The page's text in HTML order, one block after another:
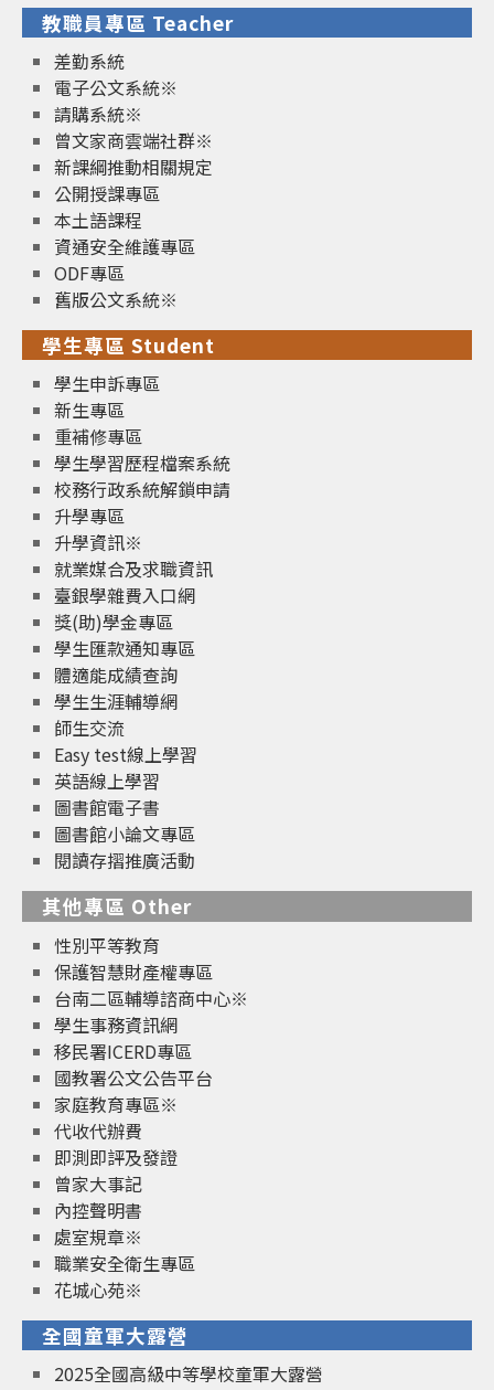
教職員專區 Teacher
差勤系統
電子公文系統※
請購系統※
曾文家商雲端社群※
新課綱推動相關規定
公開授課專區
本土語課程
資通安全維護專區
ODF專區
舊版公文系統※
學生專區 Student
學生申訴專區
新生專區
重補修專區
學生學習歷程檔案系統
校務行政系統解鎖申請
升學專區
升學資訊※
就業媒合及求職資訊
臺銀學雜費入口網
獎(助)學金專區
學生匯款通知專區
體適能成績查詢
學生生涯輔導網
師生交流
Easy test線上學習
英語線上學習
圖書館電子書
圖書館小論文專區
閱讀存摺推廣活動
其他專區 Other
性別平等教育
保護智慧財產權專區
台南二區輔導諮商中心※
學生事務資訊網
移民署ICERD專區
國教署公文公告平台
家庭教育專區※
代收代辦費
即測即評及發證
曾家大事記
內控聲明書
處室規章※
職業安全衛生專區
花城心苑※
全國童軍大露營
2025全國高級中等學校童軍大露營